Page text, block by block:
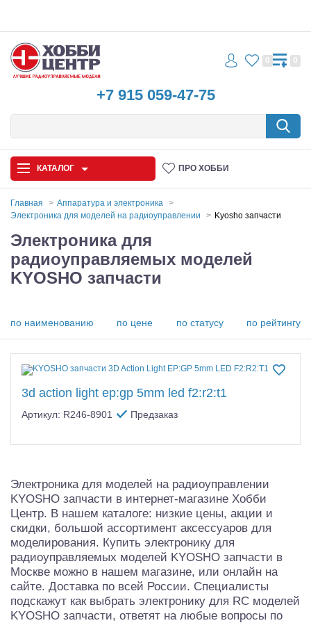
+7 915 059-47-75
0 0
КАТАЛОГ ПРО ХОББИ
Запчасти и аксессуары
Игрушки
Судомодели
Зарядные устройства и блоки питания
Двигатели
Технические жидкости
Инструмент,измерительные приборы,расходники
Оптовая продажа запчастей для моделей
Главная
Аппаратура и электроника
Электроника для моделей на радиоуправлении
Kyosho запчасти
Электроника для
радиоуправляемых моделей
KYOSHO запчасти
по наименованию по цене по статусу по рейтингу
3d action light ep:gp 5mm led f2:r2:t1
Артикул: R246-8901 Предзаказ
Электроника для моделей на радиоуправлении
KYOSHO запчасти в интернет-магазине Хобби
Центр. В нашем каталоге: низкие цены, акции и
скидки, большой ассортимент аксессуаров для
моделирования. Купить электронику для
радиоуправляемых моделей KYOSHO запчасти в
Москве можно в нашем магазине, или онлайн на
сайте. Доставка по всей России. Специалисты
подскажут как выбрать электронику для RC моделей
KYOSHO запчасти, ответят на любые вопросы по